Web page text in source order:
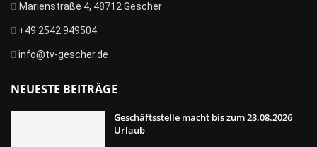
Marienstraße 4, 48712 Gescher
+49 2542 949504
info@tv-gescher.de
NEUESTE BEITRÄGE
Geschäftsstelle macht bis zum 23.08.2026
Urlaub